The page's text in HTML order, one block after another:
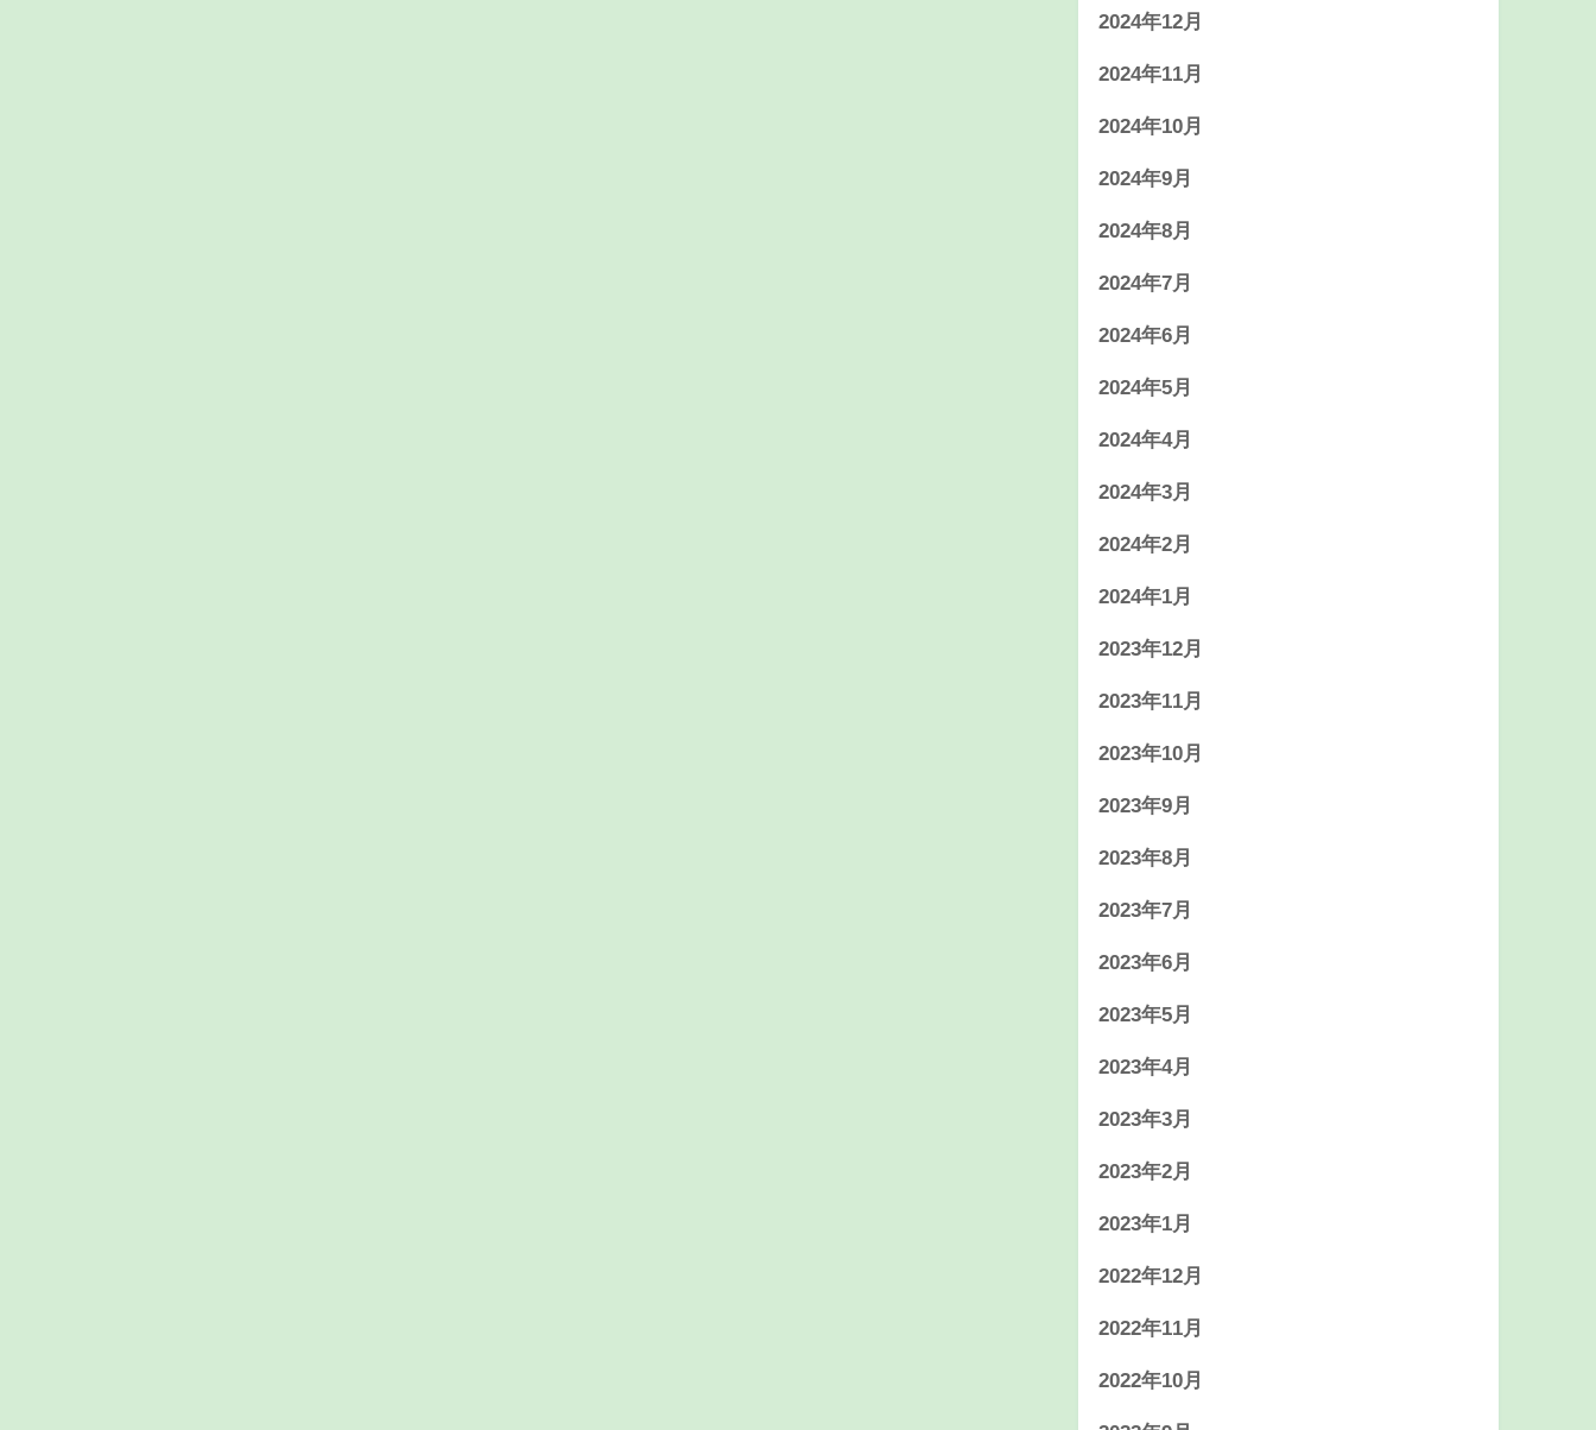
2024年12月
2024年11月
2024年10月
2024年9月
2024年8月
2024年7月
2024年6月
2024年5月
2024年4月
2024年3月
2024年2月
2024年1月
2023年12月
2023年11月
2023年10月
2023年9月
2023年8月
2023年7月
2023年6月
2023年5月
2023年4月
2023年3月
2023年2月
2023年1月
2022年12月
2022年11月
2022年10月